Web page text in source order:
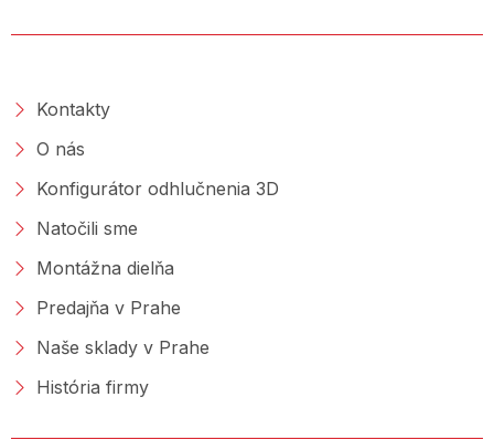
Kontakty
O nás
Konfigurátor odhlučnenia 3D
Natočili sme
Montážna dielňa
Predajňa v Prahe
Naše sklady v Prahe
História firmy